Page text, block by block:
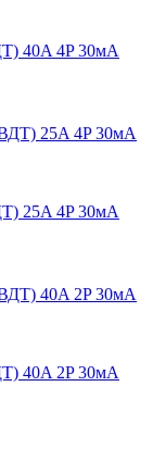
40A 4P 30мА
25A 4P 30мА
40A 2P 30мА